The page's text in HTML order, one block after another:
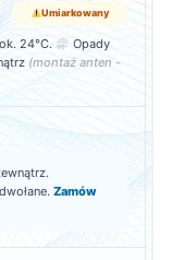
Umiarkowany
24°C.
Opady
(montaż anten -
Zamów